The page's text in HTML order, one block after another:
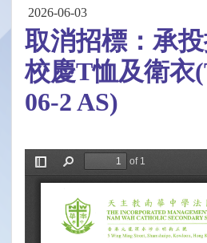
2026-06-03
取消招標：承
校慶T恤及衛衣
06-2 AS)